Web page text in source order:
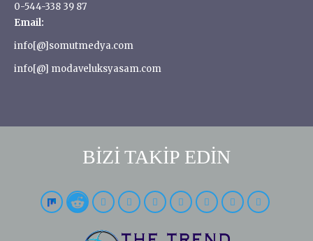
0-544-338 39 87
Email:
info[@]somutmedya.com
info[@] modaveluksyasam.com
BİZİ TAKİP EDİN